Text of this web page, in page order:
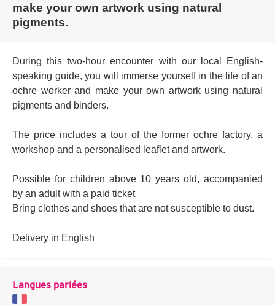
make your own artwork using natural
pigments.
During this two-hour encounter with our local English-
speaking guide, you will immerse yourself in the life of an
ochre worker and make your own artwork using natural
pigments and binders.
The price includes a tour of the former ochre factory, a
workshop and a personalised leaflet and artwork.
Possible for children above 10 years old, accompanied
by an adult with a paid ticket
Bring clothes and shoes that are not susceptible to dust.
Delivery in English
Langues parlées